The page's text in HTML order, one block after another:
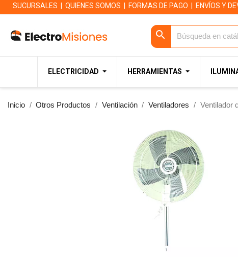
SUCURSALES QUIENES SOMOS FORMAS DE PAGO ENVÍOS Y
search
ELECTRICIDAD HERRAMIENTAS
Inicio Otros Productos Ventilación Ventiladores Ventilador